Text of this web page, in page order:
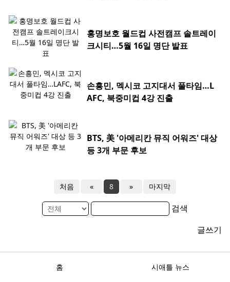
홍명보호 월드컵 사전캠프 솔트레이
크시티…5월 16일 명단 발표
손흥민, 멕시코 고지대서 풀타임…L
AFC, 북중미컵 4강 진출
BTS, 美 '아메리칸 뮤직 어워즈' 대상
등 3개 부문 후보
처음 « 8 » 마지막
검색
글쓰기
홈 시애틀 뉴스